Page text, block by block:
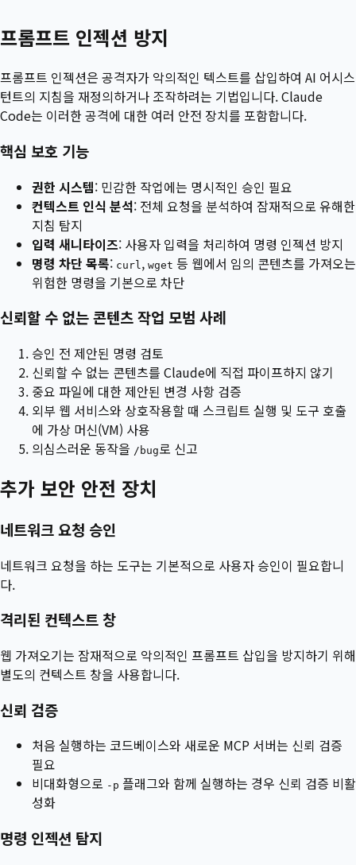
프롬프트 인젝션 방지
프롬프트 인젝션은 공격자가 악의적인 텍스트를 삽입하여 AI 어시스
턴트의 지침을 재정의하거나 조작하려는 기법입니다. Claude
Code는 이러한 공격에 대한 여러 안전 장치를 포함합니다.
핵심 보호 기능
권한 시스템: 민감한 작업에는 명시적인 승인 필요
컨텍스트 인식 분석: 전체 요청을 분석하여 잠재적으로 유해한
지침 탐지
입력 새니타이즈: 사용자 입력을 처리하여 명령 인젝션 방지
명령 차단 목록: curl , wget 등 웹에서 임의 콘텐츠를 가져오는
위험한 명령을 기본으로 차단
신뢰할 수 없는 콘텐츠 작업 모범 사례
승인 전 제안된 명령 검토
신뢰할 수 없는 콘텐츠를 Claude에 직접 파이프하지 않기
중요 파일에 대한 제안된 변경 사항 검증
외부 웹 서비스와 상호작용할 때 스크립트 실행 및 도구 호출
에 가상 머신(VM) 사용
의심스러운 동작을 /bug로 신고
추가 보안 안전 장치
네트워크 요청 승인
네트워크 요청을 하는 도구는 기본적으로 사용자 승인이 필요합니
다.
격리된 컨텍스트 창
웹 가져오기는 잠재적으로 악의적인 프롬프트 삽입을 방지하기 위해
별도의 컨텍스트 창을 사용합니다.
신뢰 검증
처음 실행하는 코드베이스와 새로운 MCP 서버는 신뢰 검증
필요
비대화형으로 -p 플래그와 함께 실행하는 경우 신뢰 검증 비활
성화
명령 인젝션 탐지